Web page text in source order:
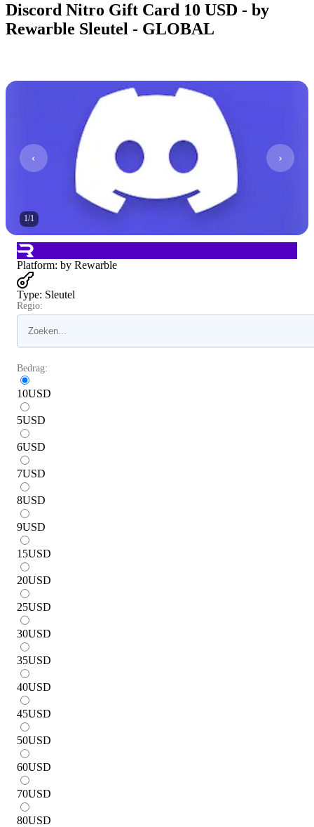
Discord Nitro Gift Card 10 USD - by
Rewarble Sleutel - GLOBAL
1/1
Platform: by Rewarble
Type: Sleutel
Regio:
Bedrag:
10USD
5USD
6USD
7USD
8USD
9USD
15USD
20USD
25USD
30USD
35USD
40USD
45USD
50USD
60USD
70USD
80USD